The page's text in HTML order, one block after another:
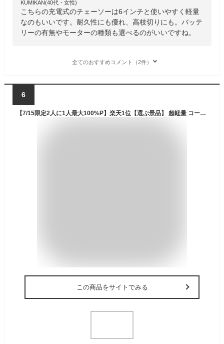
KUMIKAN(40代・女性)
こちらの充電式のチェーソーは6インチと使いやすく軽量
なのもいいです。耐久性にも優れ、高枝切りにも。バッテ
リーの有無やモーターの種類も選べるのがいいですね。
全てのおすすめコメント（2件）
6
【7/15限定2人に1人最大100%P】楽天1位【選ぶ景品】 超軽量 コードレスLED付き 電動チェーンソー 充電式 充電セット+専用ケース 直径8cmの 太枝切り ハンディチェーンソー 電動のこぎり 電動枝切り機 高枝 木材 切断機 小型チェーンソー 充電式チェーンソー 充電式ハンデ
この商品をサイトでみる